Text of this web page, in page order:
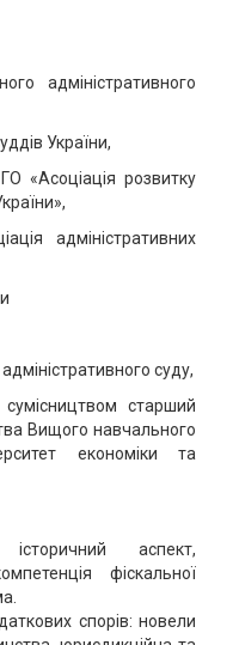
адміністративного
України,
«Асоціація розвитку
адміністративних
суду,
старший
Вищого навчального
економіки та
аспект,
фіскальної
спорів: новели